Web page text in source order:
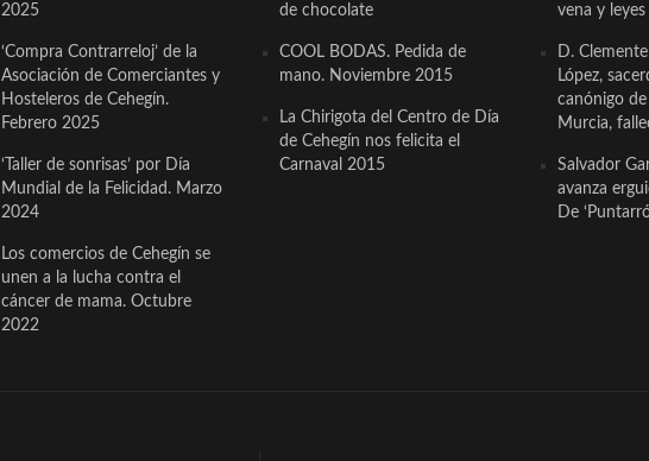
2025
‘Compra Contrarreloj’ de la
Asociación de Comerciantes y
Hosteleros de Cehegín.
Febrero 2025
‘Taller de sonrisas’ por Día
Mundial de la Felicidad. Marzo
2024
Los comercios de Cehegín se
unen a la lucha contra el
cáncer de mama. Octubre
2022
de chocolate
COOL BODAS. Pedida de
mano. Noviembre 2015
La Chirigota del Centro de Día
de Cehegín nos felicita el
Carnaval 2015
vena y leyes
D.
López,
canónigo
Murcia,
Salvador
avanza
De